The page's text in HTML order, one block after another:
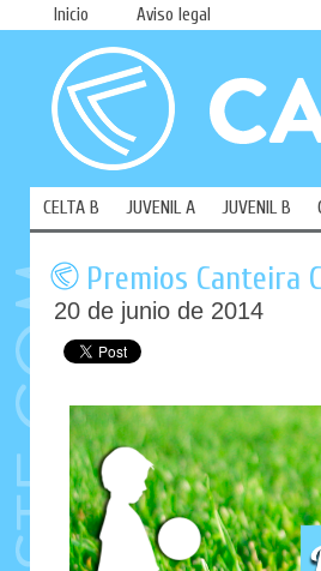
Inicio Aviso legal
CELTA B JUVENIL A JUVENIL B
Premios Canteira
20 de junio de 2014